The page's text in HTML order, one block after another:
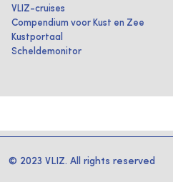
VLIZ-cruises
Compendium voor Kust en Zee
Kustportaal
Scheldemonitor
© 2023 VLIZ. All rights reserved